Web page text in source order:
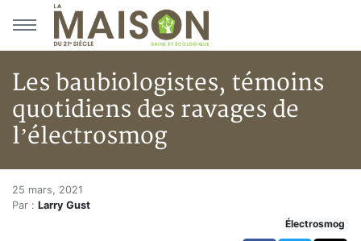
Aller au menu principal
Aller au contenu principal
Les baubiologistes, témoins
quotidiens des ravages de
l’électrosmog
Accueil
Articles
Les baubiologistes, témoins
25 mars, 2021
Par : Larry Gust
Électrosmog